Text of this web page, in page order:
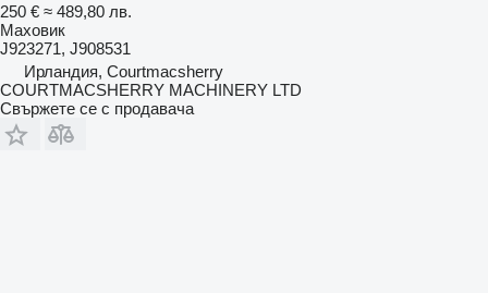
250 € ≈ 489,80 лв.
Маховик
J923271, J908531
Ирландия, Courtmacsherry
COURTMACSHERRY MACHINERY LTD
Свържете се с продавача